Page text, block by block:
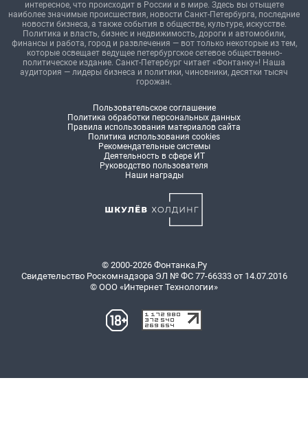
интересное, что происходит в России и в мире. Здесь вы отыщете
наиболее значимые происшествия, новости Санкт-Петербурга, последние
новости бизнеса, а также события в обществе, культуре, искусстве.
Политика и власть, бизнес и недвижимость, дороги и автомобили,
финансы и работа, город и развлечения — вот только некоторые из тем,
которые освещает ведущее петербургское сетевое общественно-
политическое издание. Санкт-Петербург читает «Фонтанку»! Наша
аудитория — лидеры бизнеса и политики, чиновники, десятки тысяч
горожан.
Пользовательское соглашение
Политика обработки персональных данных
Правила использования материалов сайта
Политика использования cookies
Рекомендательные системы
Деятельность в сфере ИТ
Руководство пользователя
Наши награды
© 2000-2026 Фонтанка.Ру
Свидетельство Роскомнадзора ЭЛ № ФС 77-66333 от 14.07.2016
© ООО «Интернет Технологии»